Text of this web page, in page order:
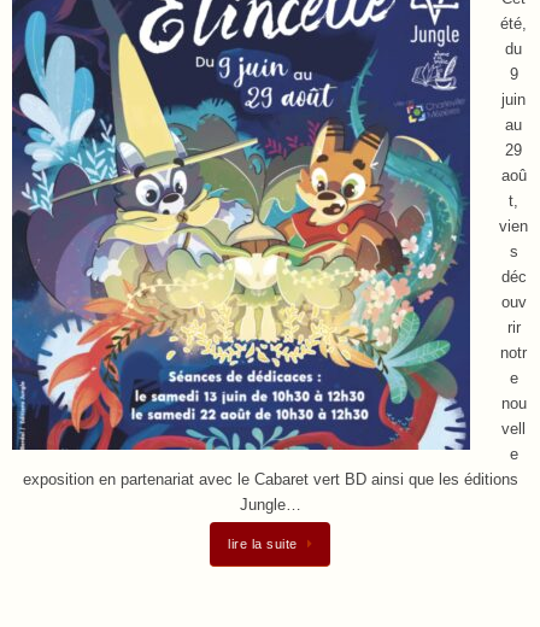
été,
du
9
juin
au
29
aoû
t,
vien
s
déc
ouv
rir
notr
e
nou
vell
e
exposition en partenariat avec le Cabaret vert BD ainsi que les éditions
Jungle…
lire la suite